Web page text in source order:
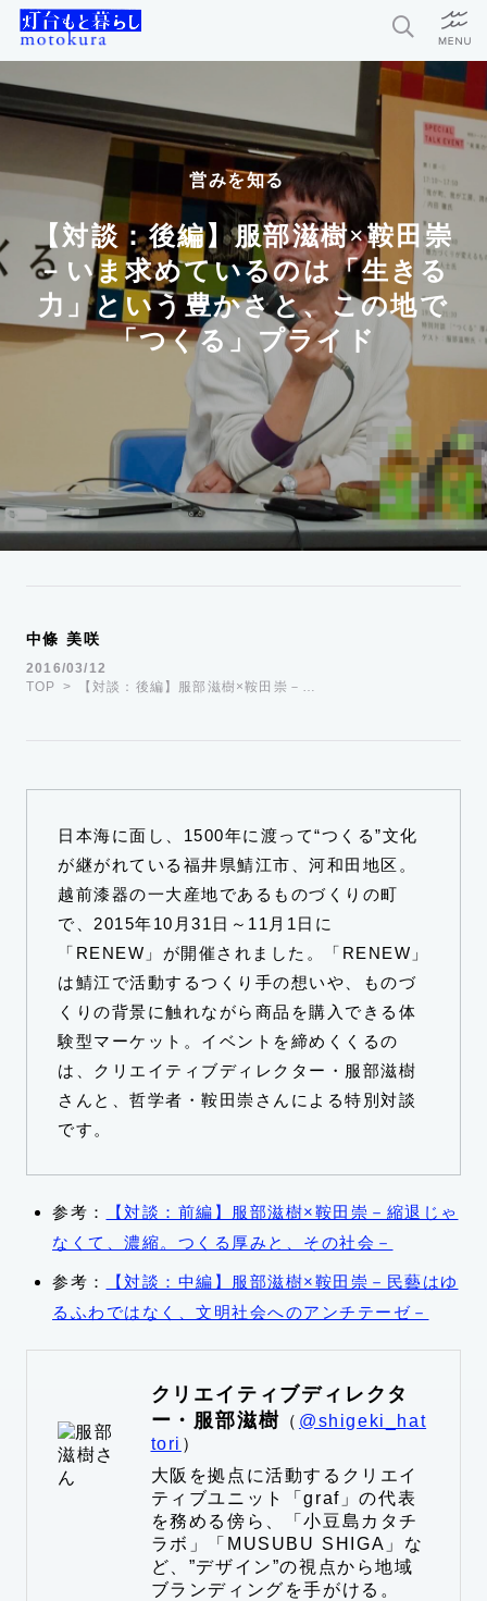
営みを知る
【対談：後編】服部滋樹×鞍田崇
－いま求めているのは「生きる
力」という豊かさと、この地で
「つくる」プライド
中條 美咲
2016/03/12
TOP
【対談：後編】服部滋樹×鞍田崇－…
日本海に面し、1500年に渡って“つくる”文化
が継がれている福井県鯖江市、河和田地区。
越前漆器の一大産地であるものづくりの町
で、2015年10月31日～11月1日に
「RENEW」が開催されました。「RENEW」
は鯖江で活動するつくり手の想いや、ものづ
くりの背景に触れながら商品を購入できる体
験型マーケット。イベントを締めくくるの
は、クリエイティブディレクター・服部滋樹
さんと、哲学者・鞍田崇さんによる特別対談
です。
参考：
【対談：前編】服部滋樹×鞍田崇－縮退じゃ
なくて、濃縮。つくる厚みと、その社会－
参考：
【対談：中編】服部滋樹×鞍田崇－民藝はゆ
るふわではなく、文明社会へのアンチテーゼ－
クリエイティブディレクタ
ー・服部滋樹 （ @shigeki_hat
tori ）
大阪を拠点に活動するクリエイ
ティブユニット「graf」の代表
を務める傍ら、「小豆島カタチ
ラボ」「MUSUBU SHIGA」な
ど、”デザイン”の視点から地域
ブランディングを手がける。
新着記事
今月の編集部おすすめ
探求者
灯台もと暮らしとは？
お問い合わせ
利用規約
個人情報保護方針
運営会社